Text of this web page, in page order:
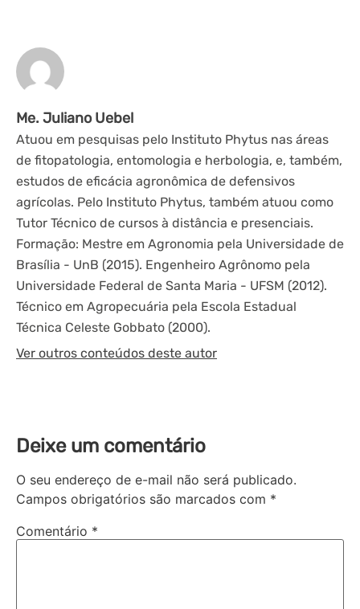
Me. Juliano Uebel
Atuou em pesquisas pelo Instituto Phytus nas áreas
de fitopatologia, entomologia e herbologia, e, também,
estudos de eficácia agronômica de defensivos
agrícolas. Pelo Instituto Phytus, também atuou como
Tutor Técnico de cursos à distância e presenciais.
Formação: Mestre em Agronomia pela Universidade de
Brasília - UnB (2015). Engenheiro Agrônomo pela
Universidade Federal de Santa Maria - UFSM (2012).
Técnico em Agropecuária pela Escola Estadual
Técnica Celeste Gobbato (2000).
Ver outros conteúdos deste autor
Deixe um comentário
O seu endereço de e-mail não será publicado.
Campos obrigatórios são marcados com *
Comentário *